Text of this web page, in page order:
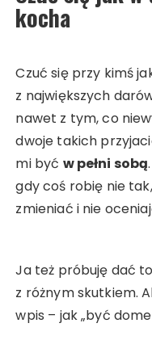
kocha
Czuć się przy kimś
z największych
nawet z tym, co
dwoje takich
mi być w pełni sobą
gdy coś robię nie
zmieniać i nie
Ja też próbuję dać
z różnym skutkiem.
wpis – jak „być